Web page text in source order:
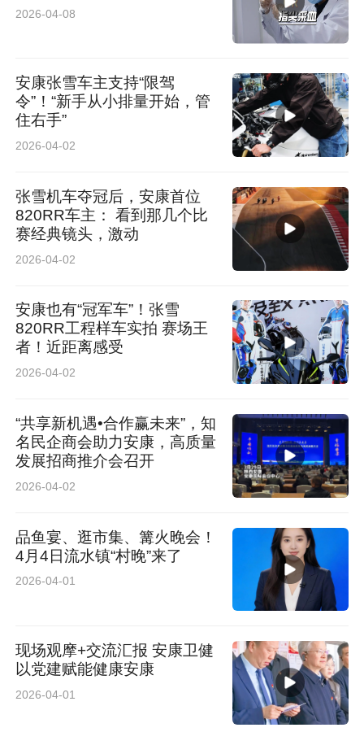
2026-04-08
安康张雪车主支持“限驾
令”！“新手从小排量开始，管
住右手”
2026-04-02
张雪机车夺冠后，安康首位
820RR车主： 看到那几个比
赛经典镜头，激动
2026-04-02
安康也有“冠军车”！张雪
820RR工程样车实拍 赛场王
者！近距离感受
2026-04-02
“共享新机遇•合作赢未来”，知
名民企商会助力安康，高质量
发展招商推介会召开
2026-04-02
品鱼宴、逛市集、篝火晚会！
4月4日流水镇“村晚”来了
2026-04-01
现场观摩+交流汇报 安康卫健
以党建赋能健康安康
2026-04-01